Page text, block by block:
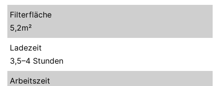
Filterfläche
5,2m²
Ladezeit
3,5–4 Stunden
Arbeitszeit